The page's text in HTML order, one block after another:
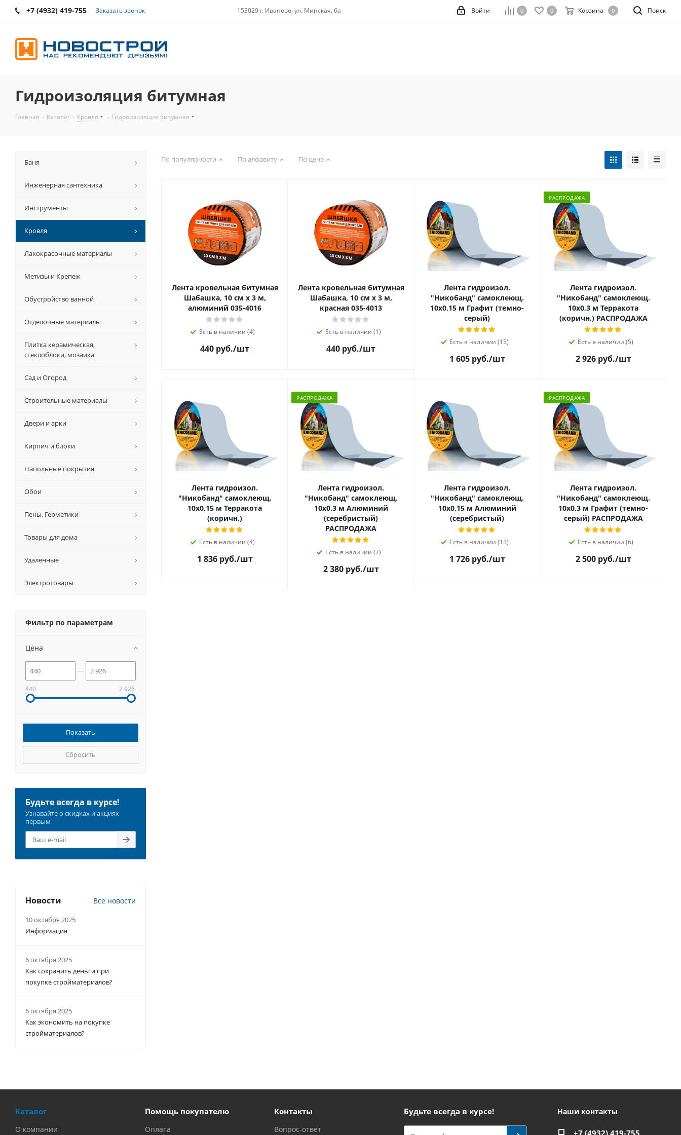
+7 (4932) 419-755 Заказать звонок 153029 г. Иваново, ул. Минская, 6а Поиск
0 0 Корзина 0
Войти
Гидроизоляция битумная
Главная - Каталог - Кровля - Гидроизоляция битумная
По популярности По алфавиту По цене
Лента кровельная битумная
Шабашка, 10 см x 3 м,
алюминий 035-4016
Есть в наличии (4)
440 руб./шт
Лента кровельная битумная
Шабашка, 10 см x 3 м,
красная 035-4013
Есть в наличии (1)
440 руб./шт
Лента гидроизол.
"Никобанд" самоклеющ.
10х0,15 м Графит (темно-
серый)
Есть в наличии (15)
1 605 руб./шт
РАСПРОДАЖА
Лента гидроизол.
"Никобанд" самоклеющ.
10х0,3 м Терракота
(коричн.) РАСПРОДАЖА
Есть в наличии (5)
2 926 руб./шт
Лента гидроизол.
"Никобанд" самоклеющ.
10х0,15 м Терракота
(коричн.)
Есть в наличии (4)
1 836 руб./шт
РАСПРОДАЖА
Лента гидроизол.
"Никобанд" самоклеющ.
10х0,3 м Алюминий
(серебристый)
РАСПРОДАЖА
Есть в наличии (7)
2 380 руб./шт
Лента гидроизол.
"Никобанд" самоклеющ.
10х0,15 м Алюминий
(серебристый)
Есть в наличии (13)
1 726 руб./шт
РАСПРОДАЖА
Лента гидроизол.
"Никобанд" самоклеющ.
10х0,3 м Графит (темно-
серый) РАСПРОДАЖА
Есть в наличии (6)
2 500 руб./шт
Баня
Инженерная сантехника
Инструменты
Кровля
Лакокрасочные материалы
Метизы и Крепеж
Обустройство ванной
Отделочные материалы
Плитка керамическая,
стеклоблоки, мозаика
Сад и Огород
Строительные материалы
Двери и арки
Кирпич и блоки
Напольные покрытия
Обои
Пены, Герметики
Товары для дома
Удаленные
Электротовары
Фильтр по параметрам
Цена
440 2 926
Сбросить
Будьте всегда в курсе!
Узнавайте о скидках и акциях
первым
Новости Все новости
10 октября 2025
Информация
6 октября 2025
Как сохранить деньги при
покупке стройматериалов?
6 октября 2025
Как экономить на покупке
стройматериалов?
Каталог
О компании
Помощь покупателю
Оплата
Контакты
Вопрос-ответ
Будьте всегда в курсе! Наши контакты